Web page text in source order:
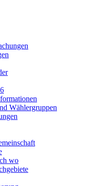
Wählergruppen
wo